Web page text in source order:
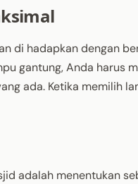
di hadapkan dengan
gantung, Anda harus
ada. Ketika memilih
adalah menentukan